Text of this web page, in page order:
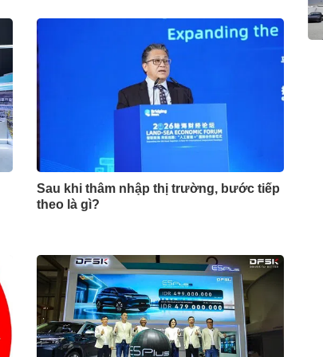
Sau khi thâm nhập thị trường, bước tiếp
theo là gì?